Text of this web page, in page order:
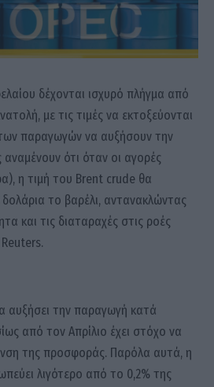
δέχονται ισχυρό πλήγμα από
με τις τιμές να εκτοξεύονται
παραγωγών να αυξήσουν την
ότι όταν οι αγορές
η τιμή του Brent crude θα
το βαρέλι, αντανακλώντας
και τις διαταραχές στις ροές
Reuters.
την παραγωγή κατά
από τον Απρίλιο έχει στόχο να
της προσφοράς. Παρόλα αυτά, η
λιγότερο από το 0,2% της